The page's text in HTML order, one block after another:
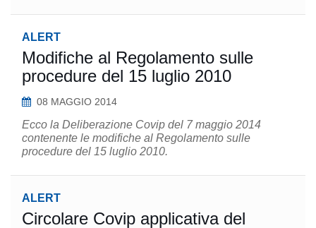
ALERT
Modifiche al Regolamento sulle
procedure del 15 luglio 2010
08 MAGGIO 2014
Ecco la Deliberazione Covip del 7 maggio 2014
contenente le modifiche al Regolamento sulle
procedure del 15 luglio 2010.
ALERT
Circolare Covip applicativa del